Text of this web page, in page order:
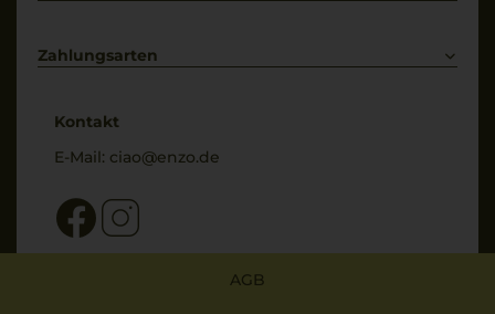
Bewertungs-Richtlinien
Zahlungsarten
Kontakt
E-Mail: ciao@enzo.de
AGB